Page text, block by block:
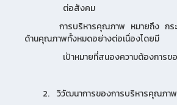
ต่อสังคม
การบริหารคุณภาพ หมายถึง กระบว
ด้านคุณภาพทั้งหมดอย่างต่อเนื่องโดยมี
เป้าหมายที่สนองความต้องการขอ
2. วิวัฒนาการของการบริหารคุณภาพ